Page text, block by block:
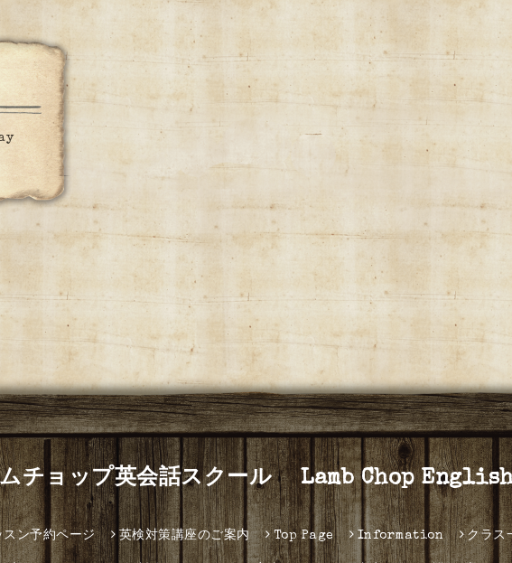
チョップ英会話スクール Lamb Chop
ン予約ページ 英検対策講座のご案内 Top Page Information クラス